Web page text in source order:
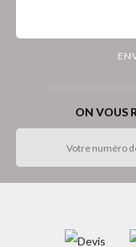
ON VOUS